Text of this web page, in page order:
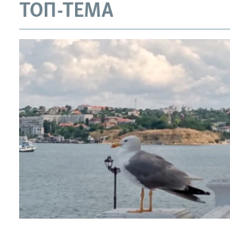
ТОП-ТЕМА